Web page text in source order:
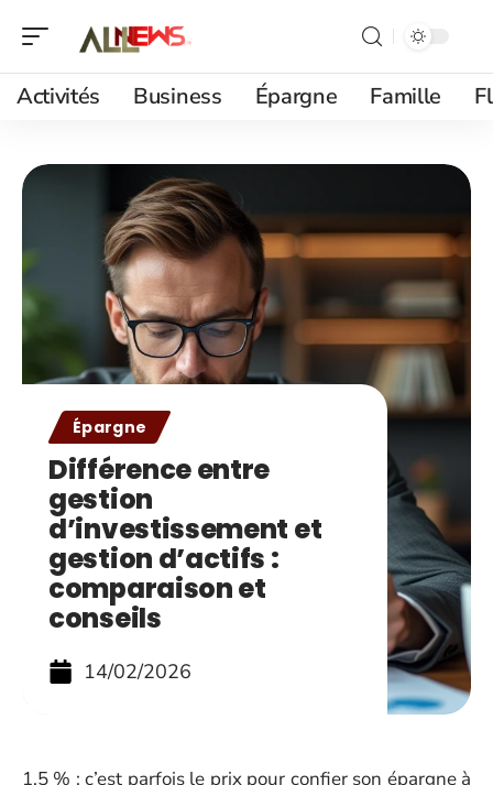
Activités Business Épargne Famille
Épargne
Différence entre
gestion
d’investissement et
gestion d’actifs :
comparaison et
conseils
14/02/2026
1,5 % : c’est parfois le prix pour confier son épargne à